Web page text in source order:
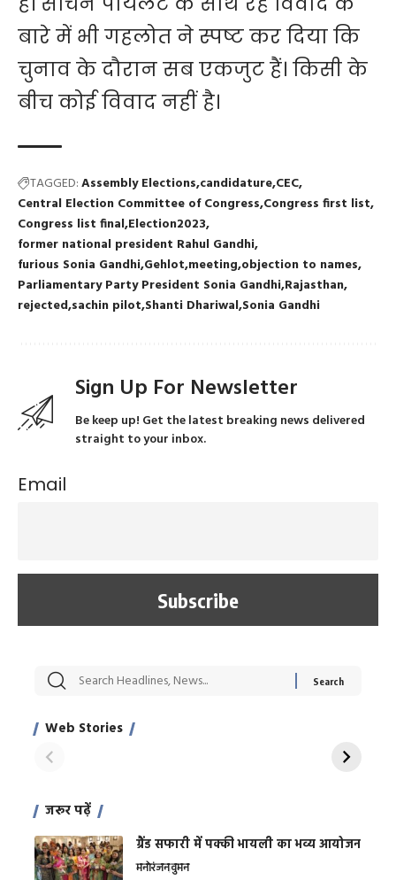
बारे में भी गहलोत ने स्पष्ट कर दिया कि
चुनाव के दौरान सब एकजुट हैं। किसी के
बीच कोई विवाद नहीं है।
TAGGED:Assembly Elections candidature CEC
Central Election Committee of Congress Congress first list
Congress list final Election2023
former national president Rahul Gandhi
furious Sonia Gandhi Gehlot meeting objection to names
Parliamentary Party President Sonia Gandhi Rajasthan
rejected sachin pilot Shanti Dhariwal Sonia Gandhi
Sign Up For Newsletter
Be keep up! Get the latest breaking news delivered
straight to your inbox.
Email
Web Stories
सट्टेबाजी में अरेस्ट हुए
साहिल खान
रोज एक कच्चे लहसुन
जरूर पढ़ें
ग्रैंड सफारी में पक्की भायली का भव्य आयोजन
मनोरंजनवुमन